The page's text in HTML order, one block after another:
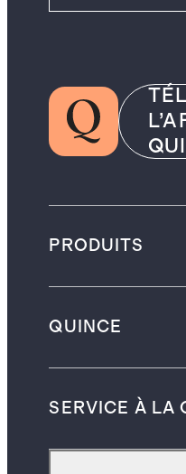
PRODUITS
QUINCE
SERVICE À LA